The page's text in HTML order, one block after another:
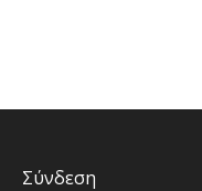
Σύνδεση